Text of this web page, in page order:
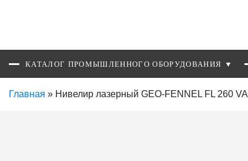
КАТАЛОГ ПРОМЫШЛЕННОГО ОБОРУДОВАНИЯ ▼
Главная » Нивелир лазерный GEO-FENNEL FL 260 VA